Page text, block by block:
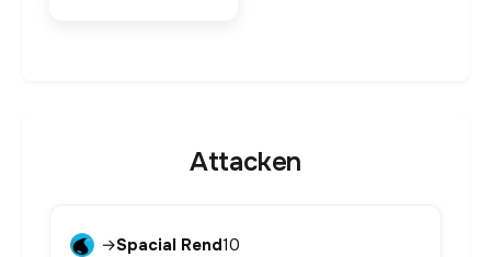
Attacken
→Spacial Rend10